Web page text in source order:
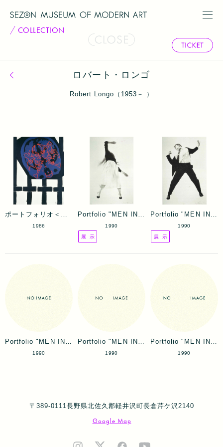
COLLECTION
コレクション一覧へ戻るロバート・ロンゴ
Robert Longo（1953－ ）
ポートフォリオ＜ヨゼフ・ボイスのために＞無題ーヨーゼフ・ボイスのために
1986
展 示
Portfolio "MEN IN THE CITIES"
1990
展 示
Portfolio "MEN IN THE CITIES"
1990
Portfolio "MEN IN THE CITIES"
1990
Portfolio "MEN IN THE CITIES"
1990
Portfolio "MEN IN THE CITIES"
1990
〒389-0111長野県北佐久郡軽井沢町長倉芹ケ沢2140
Google Map